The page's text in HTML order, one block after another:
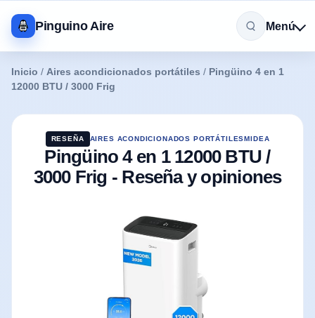
Pinguino Aire Menú
Inicio / Aires acondicionados portátiles / Pingüino 4 en 1
12000 BTU / 3000 Frig
RESEÑA AIRES ACONDICIONADOS PORTÁTILESMIDEA
Pingüino 4 en 1 12000 BTU /
3000 Frig - Reseña y opiniones